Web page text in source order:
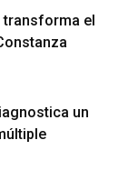
transforma el
un